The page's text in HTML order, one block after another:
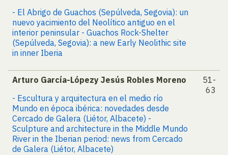
- El Abrigo de Guachos (Sepúlveda, Segovia): un
nuevo yacimiento del Neolítico antiguo en el
interior peninsular - Guachos Rock-Shelter
(Sepúlveda, Segovia): a new Early Neolithic site
in inner Iberia
Arturo García-Lópezy Jesús Robles Moreno
- Escultura y arquitectura en el medio río
Mundo en época ibérica: novedades desde
Cercado de Galera (Liétor, Albacete) -
Sculpture and architecture in the Middle Mundo
River in the Iberian period: news from Cercado
de Galera (Liétor, Albacete)
51-
63